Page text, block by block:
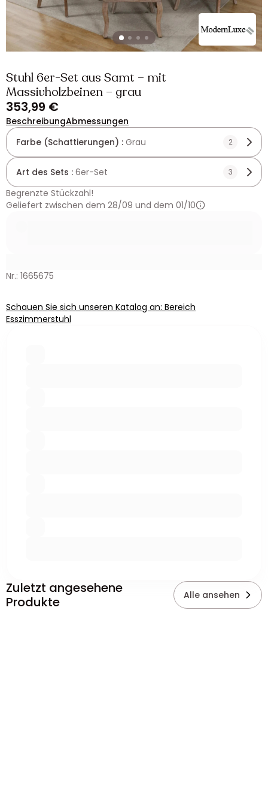
Stuhl 6er-Set aus Samt – mit
Massivholzbeinen – grau
353,99 €
BeschreibungAbmessungen
Farbe (Schattierungen) : Grau 2
Art des Sets : 6er-Set 3
Begrenzte Stückzahl!
Geliefert zwischen dem 28/09 und dem 01/10
Nr.: 1665675
Schauen Sie sich unseren Katalog an: Bereich
Esszimmerstuhl
Zuletzt angesehene
Produkte
Alle ansehen